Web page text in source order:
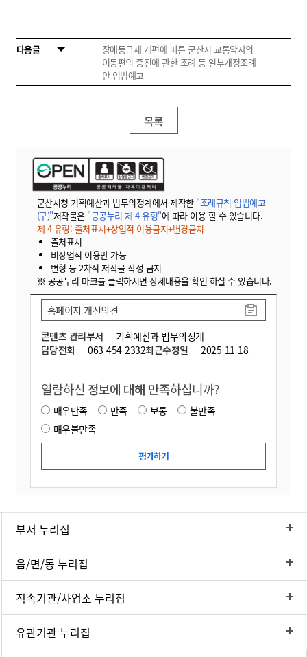
다음글
장애등급제 개편에 따른 군산시 교통약자의
이동편의 증진에 관한 조례 등 일부개정조례
안 입법예고
목록
군산시청 기획예산과 법무의정계에서 제작한 "조례규칙 입법예고
(구)"저작물은 "공공누리 제 4 유형"에 따라 이용 할 수 있습니다.
제 4 유형: 출처표시+상업적 이용금지+변경금지
출처표시
비상업적 이용만 가능
변형 등 2차적 저작물 작성 금지
※ 공공누리 마크를 클릭하시면 상세내용을 확인 하실 수 있습니다.
콘텐츠 관리부서
기획예산과 법무의정계
담당전화
063-454-2332최근수정일 2025-11-18
홈페이지 개선의견
열람하신 정보에 대해 만족하십니까?
매우만족 만족 보통
불만족
매우불만족
부서 누리집
읍/면/동 누리집
직속기관/사업소 누리집
유관기관 누리집